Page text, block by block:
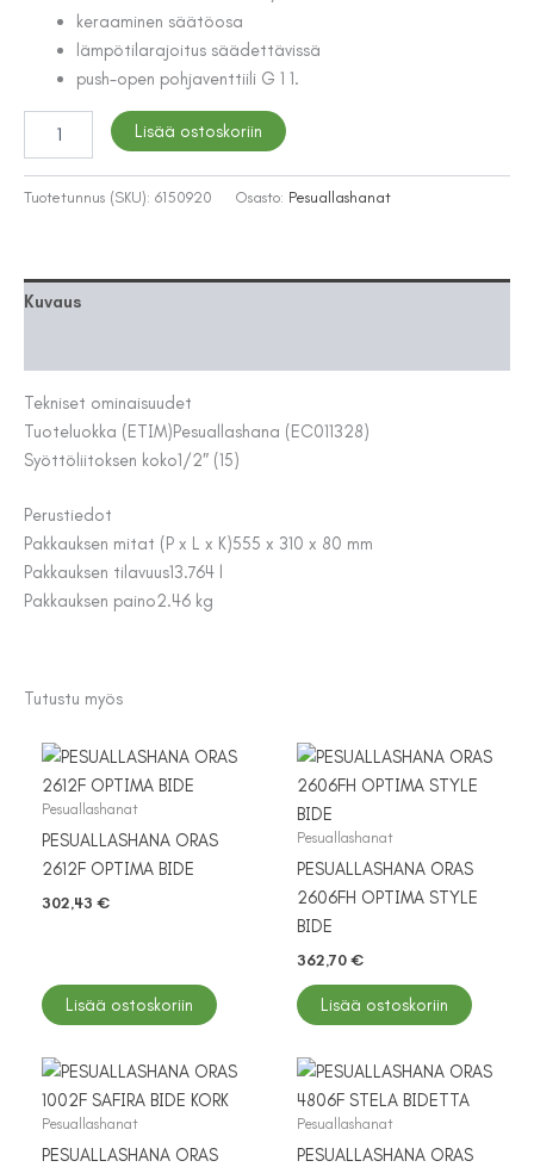
keraaminen säätöosa
lämpötilarajoitus säädettävissä
push-open pohjaventtiili G 1 1.
PESUALLASHANA
HANSGROHE
FINORIS
määrä
Lisää ostoskoriin
Tuotetunnus (SKU): 6150920 Osasto: Pesuallashanat
Kuvaus
Tekniset ominaisuudet
Tuoteluokka (ETIM)Pesuallashana (EC011328)
Syöttöliitoksen koko1/2″ (15)
Perustiedot
Pakkauksen mitat (P x L x K)555 x 310 x 80 mm
Pakkauksen tilavuus13.764 l
Pakkauksen paino2.46 kg
Tutustu myös
Pesuallashanat
PESUALLASHANA ORAS
2612F OPTIMA BIDE
302,43 €
Lisää ostoskoriin
Pesuallashanat
PESUALLASHANA ORAS
2606FH OPTIMA STYLE
BIDE
362,70 €
Lisää ostoskoriin
Pesuallashanat
PESUALLASHANA ORAS
Pesuallashanat
PESUALLASHANA ORAS